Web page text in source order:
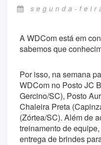
segunda-
A WDCom está em
sabemos que
Por isso, na semana
WDCom no Posto JC
Gercino/SC), Posto
Chaleira Preta
(Zórtea/SC). Além de
treinamento de
entrega de brindes